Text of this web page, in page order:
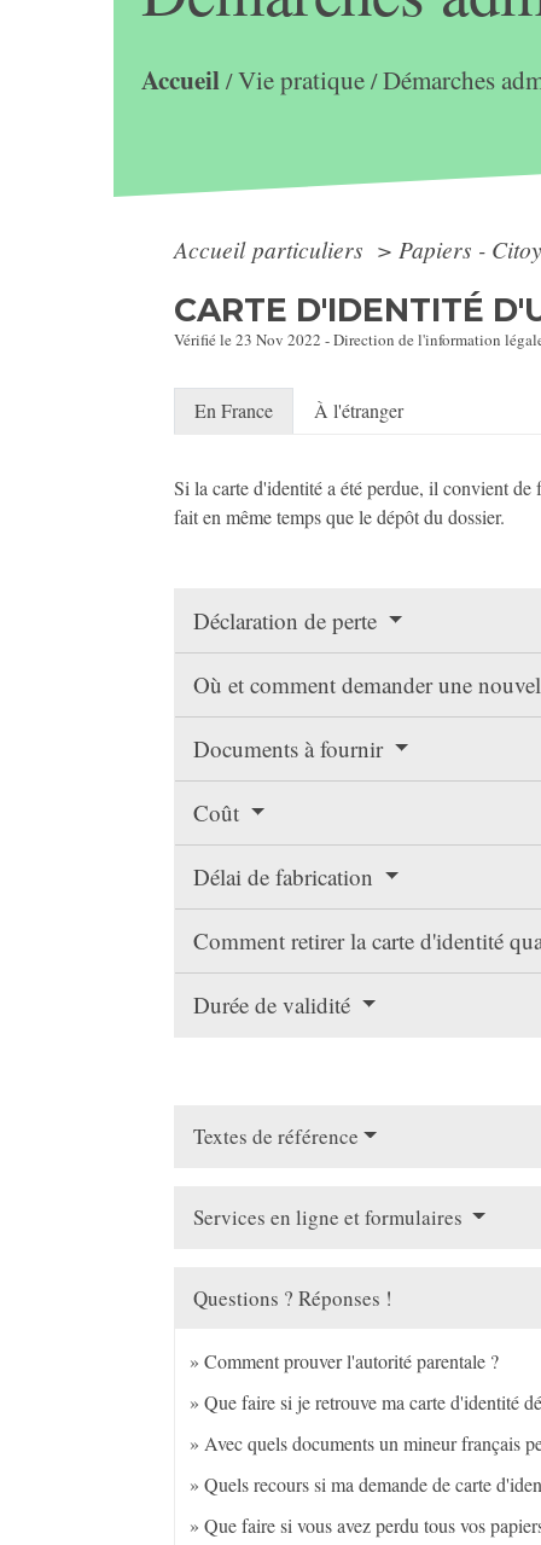
Accueil/Vie pratique/Démarches
Accueil particuliers > Papiers -
CARTE D'IDENTITÉ
Vérifié le 23 Nov 2022 - Direction de l'information
En France À l'étranger
Si la carte d'identité a été perdue, il convient
fait en même temps que le dépôt du dossier.
Déclaration de perte
Où et comment demander une
Documents à fournir
Coût
Délai de fabrication
Comment retirer la carte d'identité
Durée de validité
Textes de référence
Services en ligne et formulaires
Questions ? Réponses !
Comment prouver l'autorité parentale ?
Que faire si je retrouve ma carte d'identité
Avec quels documents un mineur français
Quels recours si ma demande de carte
Que faire si vous avez perdu tous vos